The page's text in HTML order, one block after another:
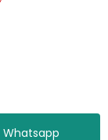
Whatsapp
Kredi kartı